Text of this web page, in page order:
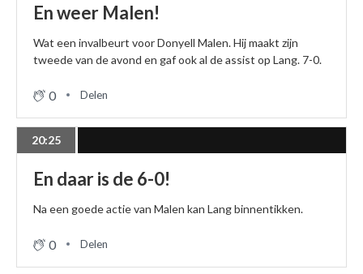
En weer Malen!
Wat een invalbeurt voor Donyell Malen. Hij maakt zijn
tweede van de avond en gaf ook al de assist op Lang. 7-0.
0 Delen
20:25
En daar is de 6-0!
Na een goede actie van Malen kan Lang binnentikken.
0 Delen